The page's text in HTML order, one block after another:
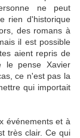
ne peut
rien d'historique
des romans à
il est possible
aient repris de
le pense Xavier
ce n'est pas la
qui importait
événements et à
très clair. Ce qui